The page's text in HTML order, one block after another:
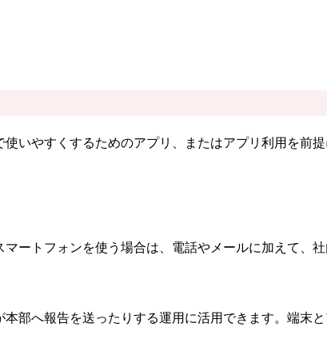
いやすくするためのアプリ、またはアプリ利用を前
ートフォンを使う場合は、電話やメールに加えて、
部へ報告を送ったりする運用に活用できます。端末